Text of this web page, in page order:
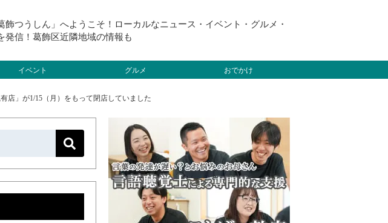
つうしん」へようこそ！ローカルなニュース・イベント・グルメ・
発信！葛飾区近隣地域の情報も
イベント グルメ おでかけ
店」が1/15（月）をもって閉店していました